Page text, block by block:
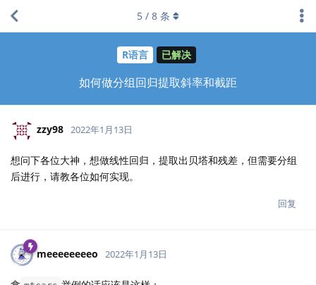
R语言 已解决
如何做分组回归提取斜率和截距
5 / 8 条
zzy98 2022年1月13日
想问下各位大神，想做线性回归，提取出贝塔和残差，但需要分组
后进行，请教各位如何实现。
回复
meeeeeeeeo 2022年1月13日